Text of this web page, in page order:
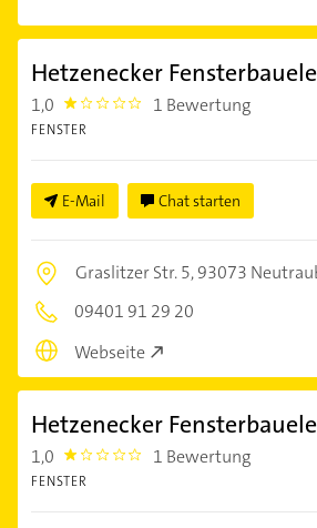
Hetzenecker
1,0 1.0 1 Bewertung
FENSTER
E-Mail Chat starten
Graslitzer Str. 5,93073
09401 91 29 20
Webseite
Hetzenecker
1,0 1.0 1 Bewertung
FENSTER